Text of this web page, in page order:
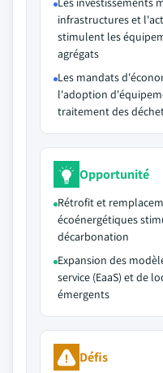
infrastructures et
stimulent les
agrégats
Les mandats
l'adoption
traitement des
Opportunité
Rétrofit et
écoénergétiques
décarbonation
Expansion des
service (EaaS) et de
émergents
Défis